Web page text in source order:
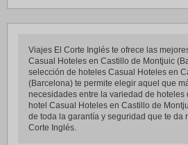
Viajes El Corte Inglés te ofrece las
Casual Hoteles en Castillo de Montjuic
selección de hoteles Casual Hoteles en
(Barcelona) te permite elegir aquel que
necesidades entre la variedad de hoteles
hotel Casual Hoteles en Castillo de
de toda la garantía y seguridad que te da
Corte Inglés.